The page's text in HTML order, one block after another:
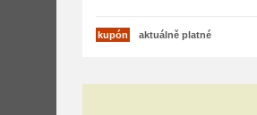
kupón aktuálně platné